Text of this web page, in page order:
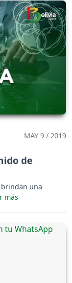
MAY 9 / 2019
de
brindan una